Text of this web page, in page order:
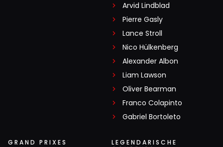
Arvid Lindblad
Pierre Gasly
Lance Stroll
Nico Hülkenberg
Alexander Albon
Liam Lawson
Oliver Bearman
Franco Colapinto
Gabriel Bortoleto
GRAND PRIXES
LEGENDARISCHE